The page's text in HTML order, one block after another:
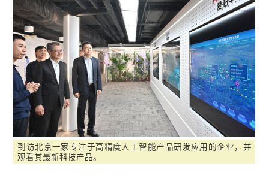
到访北京一家专注于高精度人工智能产品研发应用的企业，并
观看其最新科技产品。